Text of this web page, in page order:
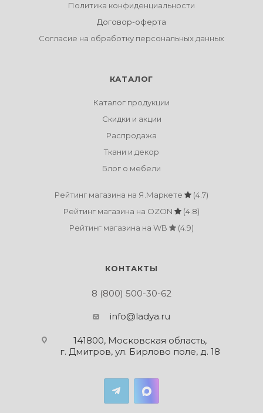
Политика конфиденциальности
Договор-оферта
Согласие на обработку персональных данных
КАТАЛОГ
Каталог продукции
Скидки и акции
Распродажа
Ткани и декор
Блог о мебели
Рейтинг магазина на Я.Маркете
(4.7)
Рейтинг магазина на OZON
(4.8)
Рейтинг магазина на WB
(4.9)
КОНТАКТЫ
8 (800) 500-30-62
info@ladya.ru
141800, Московская область,
г. Дмитров, ул. Бирлово поле, д. 18